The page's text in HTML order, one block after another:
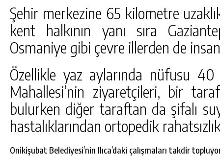
Şehir merkezine 65 kilometre
kent halkının yanı sıra
Osmaniye gibi çevre illerden de
Özellikle yaz aylarında nüfusu
Mahallesi’nin ziyaretçileri, bir
bulurken diğer taraftan da şifalı
hastalıklarından ortopedik
Onikişubat Belediyesi’nin Ilıca’daki çalışmaları takdir
GÜNLÜK HABER AKIŞI
GÖKSUN HAFIZLIK KIZ KUR’AN KURSU
ÖĞRENCILERINE DARENDE GEZISI.